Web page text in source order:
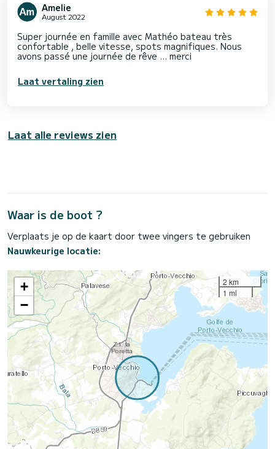
Amelie
August 2022
Super journée en famille avec Mathéo bateau très
confortable , belle vitesse, spots magnifiques. Nous
avons passé une journée de rêve … merci
Laat vertaling zien
Laat alle reviews zien
Waar is de boot ?
Verplaats je op de kaart door twee vingers te gebruiken
Nauwkeurige locatie:
+
−
2 km
1 mi